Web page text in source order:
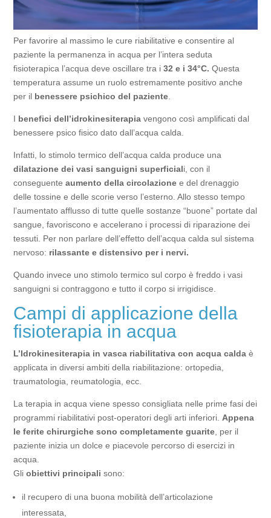
Per favorire al massimo le cure riabilitative e consentire al
paziente la permanenza in acqua per l’intera seduta
fisioterapica l’acqua deve oscillare tra i32 e i 34°C. Questa
temperatura assume un ruolo estremamente positivo anche
per il benessere psichico del paziente
I benefici dell’idrokinesiterapia vengono così amplificati dal
benessere psico fisico dato dall’acqua calda.
Infatti, lo stimolo termico dell’acqua calda produce una
dilatazione dei vasi sanguigni superficiali, con il
conseguenteaumento della circolazione e del drenaggio
delle tossine e delle scorie verso l’esterno. Allo stesso tempo
l’aumentato afflusso di tutte quelle sostanze “buone” portate dal
sangue, favoriscono e accelerano i processi di riparazione dei
tessuti. Per non parlare dell’effetto dell’acqua calda sul sistema
nervoso: rilassante e distensivo per i nervi.
Quando invece uno stimolo termico sul corpo è freddo i vasi
sanguigni si contraggono e tutto il corpo si irrigidisce.
Campi di applicazione della
fisioterapia in acqua
L’Idrokinesiterapia in vasca riabilitativa con acqua calda è
applicata in diversi ambiti della riabilitazione: ortopedia,
traumatologia, reumatologia, ecc.
La terapia in acqua viene spesso consigliata nelle prime fasi dei
programmi riabilitativi post-operatori degli arti inferiori. Appena
le ferite chirurgiche sono completamente guarite , per il
paziente inizia un dolce e piacevole percorso di esercizi in
acqua.
Gliobiettivi principali sono:
il recupero di una buona mobilità dell’articolazione
interessata,